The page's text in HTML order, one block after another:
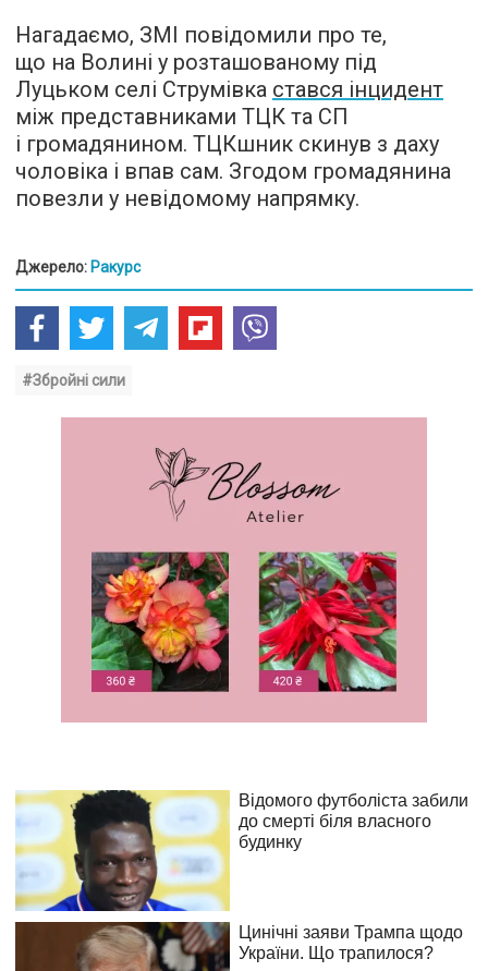
Нагадаємо, ЗМІ повідомили про те,
що на Волині у розташованому під
Луцьком селі Струмівка стався інцидент
між представниками ТЦК та СП
і громадянином. ТЦКшник скинув з даху
чоловіка і впав сам. Згодом громадянина
повезли у невідомому напрямку.
Джерело: Ракурс
#Збройні сили